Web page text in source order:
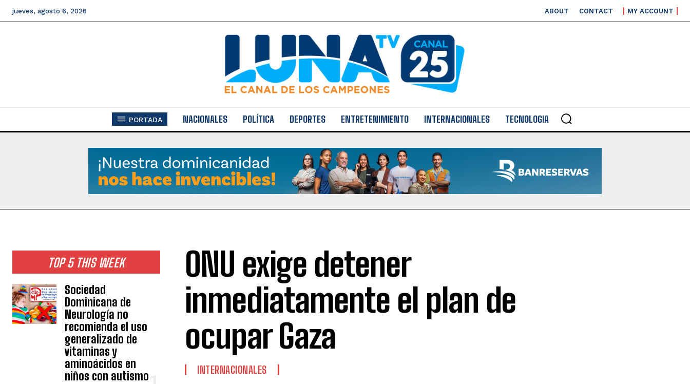
jueves, agosto 6, 2026 ABOUT CONTACT MY ACCOUNT
PORTADA NACIONALES POLÍTICA DEPORTES ENTRETENIMIENTO INTERNACIONALES TECNOLOGIA
TOP 5 THIS WEEK
Sociedad
Dominicana de
Neurología no
recomienda el uso
generalizado de
vitaminas y
aminoácidos en
niños con autismo
ONU exige detener
inmediatamente el plan de
ocupar Gaza
INTERNACIONALES